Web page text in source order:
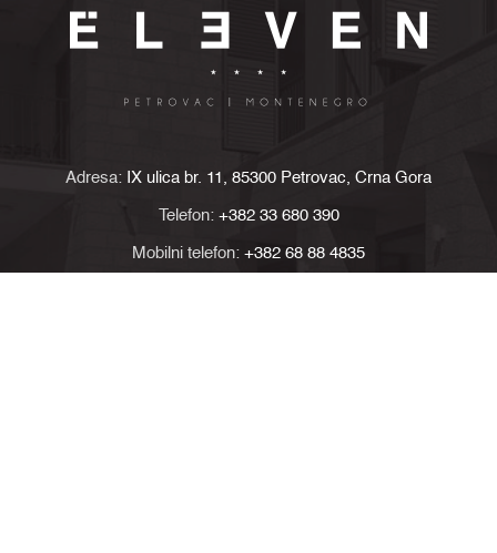
Adresa: IX ulica br. 11, 85300 Petrovac, Crna Gora
Telefon: +382 33 680 390
Mobilni telefon: +382 68 88 4835